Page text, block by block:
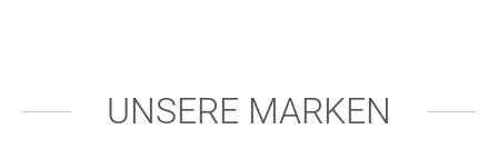
UNSERE MARKEN